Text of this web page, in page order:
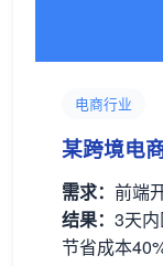
电商行业
某跨境电
需求： 前端
结果： 3天
节省成本